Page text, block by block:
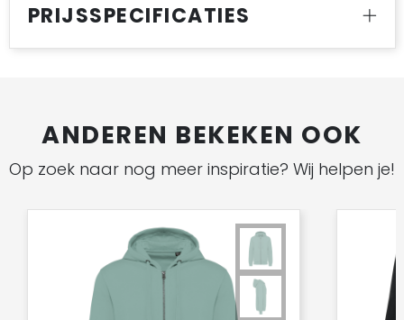
PRIJSSPECIFICATIES
ANDEREN BEKEKEN OOK
Op zoek naar nog meer inspiratie? Wij helpen je!